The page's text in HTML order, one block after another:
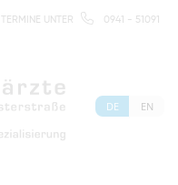
TERMINE UNTER 0941 - 51091
DE EN